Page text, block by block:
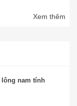
Xem thêm
lông nam tính